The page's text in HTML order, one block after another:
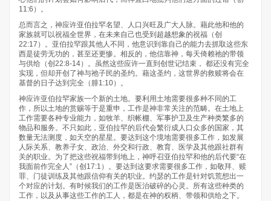
11:6）。
总而言之，神应许亚伯拉罕名望、人口兴旺及广大人脉。藉此他和他的
家族就可以祝福全世界，在未来自己也受到超越想象的祝福（创
22:17）。亚伯拉罕跟其他人不同，他意识到靠自己的能力去抓取这些东
西是徒劳无功的，甚至还更惨。相反的，他信靠神，每天倚赖祂的带领
与供给（创22:8-14）。虽然这些应许一直到创世记结束， 都还没有完全
实现，但却开创了神与祂子民的圣约。藉这圣约，这世界的救赎将会在
基督的日子达到完全（腓1:10）。
神应许亚伯拉罕家族一个新的土地。要利用土地需要很多种不同的工
作，所以土地的赏赐等于是重申，工作是神非常关注的范畴。在土地上
工作需要各种专业能力，如牧羊、织帐棚、军事护卫及生产种类繁多的
物品和服务。不只如此，亚伯拉罕的后代会繁衍成人口众多的国家，其
数量无法测度，如天空的星星。要达到这个境地需要很多工作，如发展
人际关系、教养子女、政治、外交和行政、教育、医学及其他跟社群有
关的职业。为了把这些祝福带到地上，神呼召亚伯拉罕和他的后代要“在
我面前作完全人”（创17:1）。要达到这要求需要很多工作，如敬拜、赎
罪、门徒训练及其他跟信仰有关的职业。约瑟的工作是针对饥荒想出一
个对应的计划。有时候我们的工作是医治破碎的心灵。所有这些种类的
工作，以及从事这些工作的工人，都是在神的权柄、带领和供给之下。